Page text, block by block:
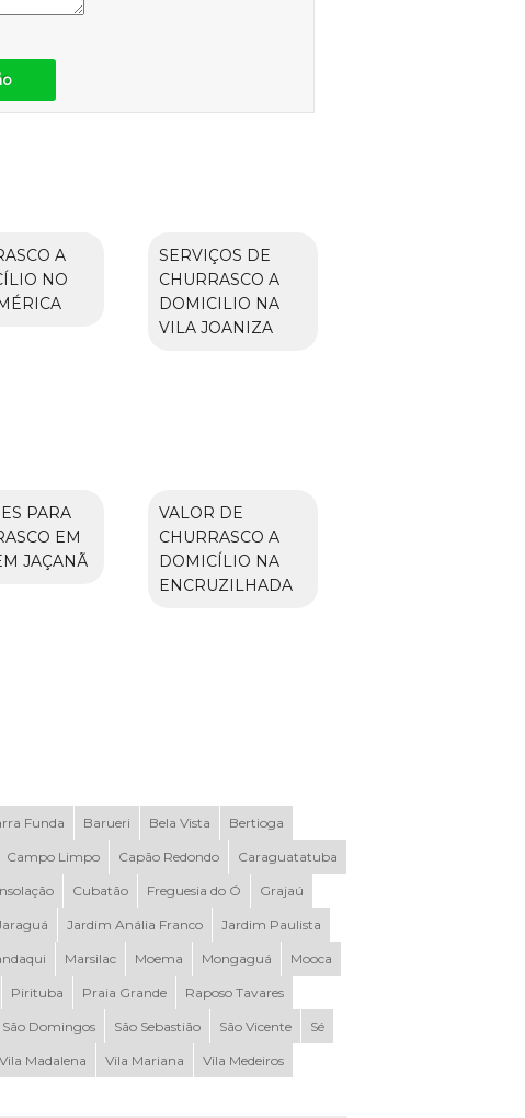
A
NO
SERVIÇOS DE
CHURRASCO A
DOMICILIO NA
VILA JOANIZA
PARA
EM
JAÇANÃ
VALOR DE
CHURRASCO A
DOMICÍLIO NA
ENCRUZILHADA
Funda Barueri Bela Vista Bertioga
Campo Limpo Capão Redondo Caraguatatuba
Cubatão Freguesia do Ó Grajaú
Jardim Anália Franco Jardim Paulista
Marsilac Moema Mongaguá Mooca
Pirituba Praia Grande Raposo Tavares
São Domingos São Sebastião São Vicente Sé
Vila Madalena Vila Mariana Vila Medeiros